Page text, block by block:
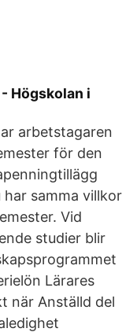
Högskolan i
arbetstagaren
för den
samma villkor
Vid
studier blir
Lärares
när Anställd del